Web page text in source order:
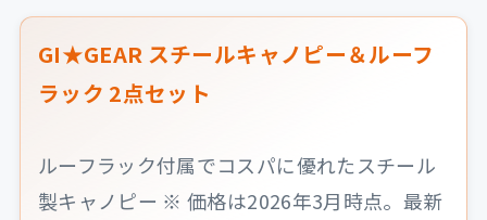
GI★GEAR スチールキャノピー＆ルーフ
ラック 2点セット
ルーフラック付属でコスパに優れたスチール
製キャノピー ※ 価格は2026年3月時点。最新